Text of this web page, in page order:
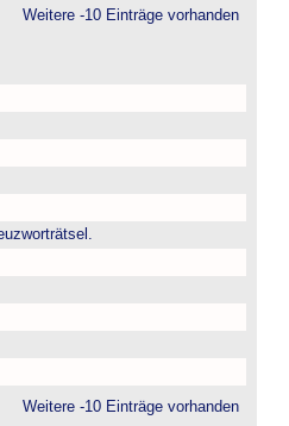
Weitere -10 Einträge vorhanden
Weitere -10 Einträge vorhanden